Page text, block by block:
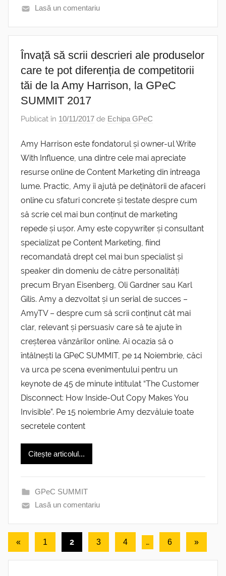
Lasă un comentariu
Învață să scrii descrieri ale produselor
care te pot diferenția de competitorii
tăi de la Amy Harrison, la GPeC
SUMMIT 2017
Publicat în 10/11/2017 de Echipa GPeC
Amy Harrison este fondatorul și owner-ul Write
With Influence, una dintre cele mai apreciate
resurse online de Content Marketing din întreaga
lume. Practic, Amy îi ajută pe deținătorii de afaceri
online cu sfaturi concrete și testate despre cum
să scrie cel mai bun conținut de marketing
repede și ușor. Amy este copywriter și consultant
specializat pe Content Marketing, fiind
recomandată drept cel mai bun specialist și
speaker din domeniu de către personalități
precum Bryan Eisenberg, Oli Gardner sau Karl
Gilis. Amy a dezvoltat și un serial de succes –
AmyTV – despre cum să scrii conținut cât mai
clar, relevant și persuasiv care să te ajute în
creșterea vânzărilor online. Ai ocazia să o
întâlnești la GPeC SUMMIT, pe 14 Noiembrie, căci
va urca pe scena evenimentului pentru un
keynote de 45 de minute intitulat “The Customer
Disconnect: How Inside-Out Copy Makes You
Invisible”. Pe 15 noiembrie Amy dezvăluie toate
secretele content
Citește articolul...
GPeC SUMMIT
Lasă un comentariu
Paginație
articole
«Articole1 2 3 4 … 6 »